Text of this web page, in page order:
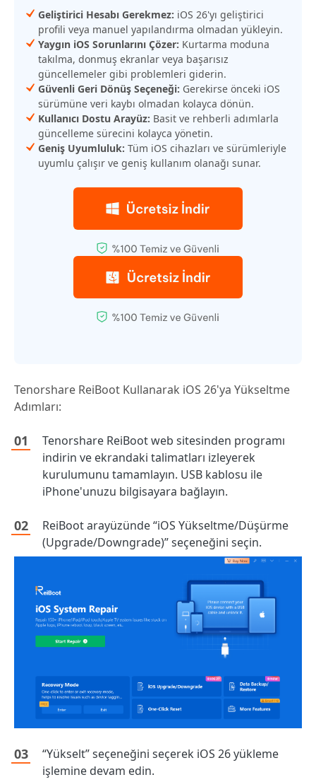
Geliştirici Hesabı Gerekmez: iOS 26'yı geliştirici
profili veya manuel yapılandırma olmadan yükleyin.
Yaygın iOS Sorunlarını Çözer: Kurtarma moduna
takılma, donmuş ekranlar veya başarısız
güncellemeler gibi problemleri giderin.
Güvenli Geri Dönüş Seçeneği: Gerekirse önceki iOS
sürümüne veri kaybı olmadan kolayca dönün.
Kullanıcı Dostu Arayüz: Basit ve rehberli adımlarla
güncelleme sürecini kolayca yönetin.
Geniş Uyumluluk: Tüm iOS cihazları ve sürümleriyle
uyumlu çalışır ve geniş kullanım olanağı sunar.
Tenorshare ReiBoot Kullanarak iOS 26'ya Yükseltme
Adımları:
Tenorshare ReiBoot web sitesinden programı
indirin ve ekrandaki talimatları izleyerek
kurulumunu tamamlayın. USB kablosu ile
iPhone'unuzu bilgisayara bağlayın.
ReiBoot arayüzünde “iOS Yükseltme/Düşürme
(Upgrade/Downgrade)” seçeneğini seçin.
“Yükselt” seçeneğini seçerek iOS 26 yükleme
işlemine devam edin.